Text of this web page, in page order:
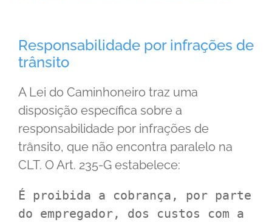
Responsabilidade por infrações de
trânsito
A Lei do Caminhoneiro traz uma
disposição específica sobre a
responsabilidade por infrações de
trânsito, que não encontra paralelo na
CLT. O Art. 235-G estabelece:
É proibida a cobrança, por parte
do empregador, dos custos com a